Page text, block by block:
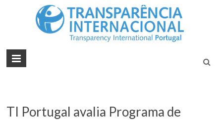
TI Portugal avalia Programa de